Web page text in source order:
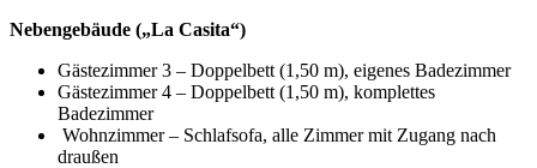
Nebengebäude („La Casita“)
Gästezimmer 3 – Doppelbett (1,50 m), eigenes Badezimmer
Gästezimmer 4 – Doppelbett (1,50 m), komplettes
Badezimmer
Wohnzimmer – Schlafsofa, alle Zimmer mit Zugang nach
draußen